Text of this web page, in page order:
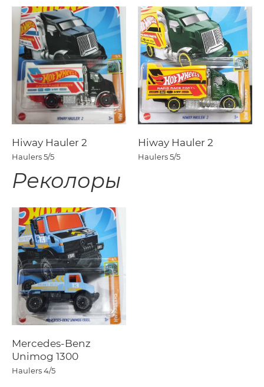
Hiway Hauler 2
Haulers5/5
Hiway Hauler 2
Haulers5/5
Реколоры
Mercedes-Benz
Unimog 1300
Haulers4/5